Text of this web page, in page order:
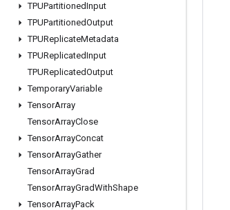
TPUPartitionedInput
TPUPartitionedOutput
TPUReplicateMetadata
TPUReplicatedInput
TPUReplicatedOutput
TemporaryVariable
TensorArray
TensorArrayClose
TensorArrayConcat
TensorArrayGather
TensorArrayGrad
TensorArrayGradWithShape
TensorArrayPack